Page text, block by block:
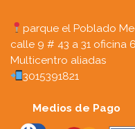
parque el Poblado
calle 9 # 43 a 31 oficina 6
Multicentro aliadas
3015391821
Medios de Pago